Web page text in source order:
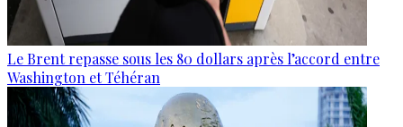
Le Brent repasse sous les 80 dollars après l’accord entre
Washington et Téhéran